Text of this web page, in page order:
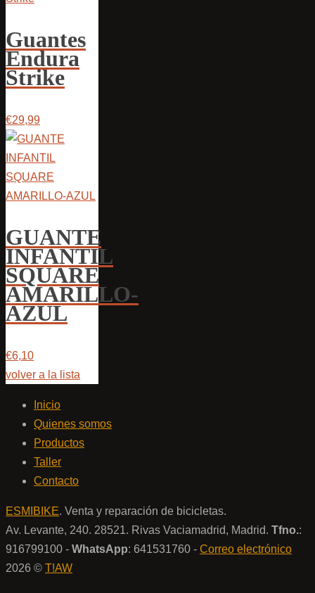
Guantes
Endura
Strike
€29,99
GUANTE
INFANTIL
SQUARE
AMARILLO-
AZUL
€6,10
volver a la lista
Inicio
Quienes somos
Productos
Taller
Contacto
ESMIBIKE. Venta y reparación de bicicletas.
Av. Levante, 240. 28521. Rivas Vaciamadrid, Madrid. Tfno.:
916799100 - WhatsApp: 641531760 - Correo electrónico
2026 © T!AW